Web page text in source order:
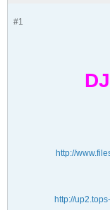
#1
http://
http://